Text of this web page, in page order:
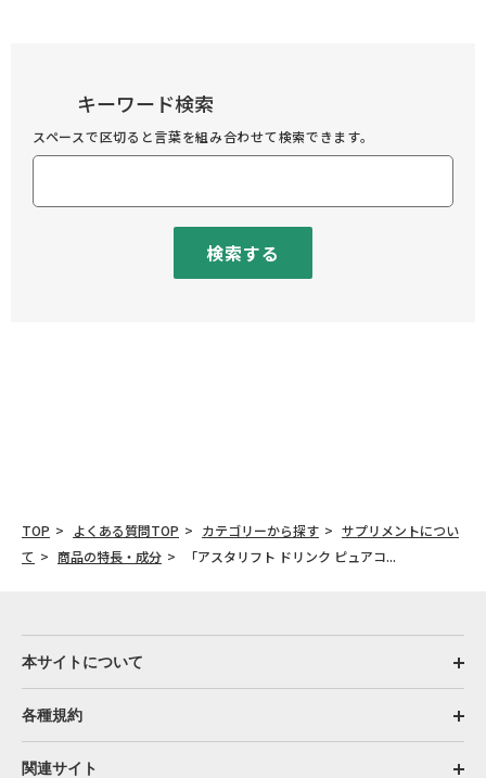
キーワード検索
スペースで区切ると言葉を組み合わせて検索できます。
検索する
TOP よくある質問TOP カテゴリーから探す
サプリメントについ
て
商品の特長・成分 「アスタリフト ドリンク ピュアコ...
本サイトについて
各種規約
関連サイト